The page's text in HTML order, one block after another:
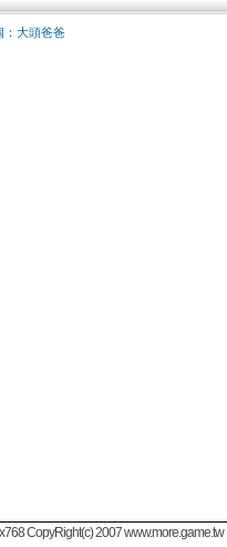
：大頭爸爸
CopyRight(c) 2007 www.more.game.tw